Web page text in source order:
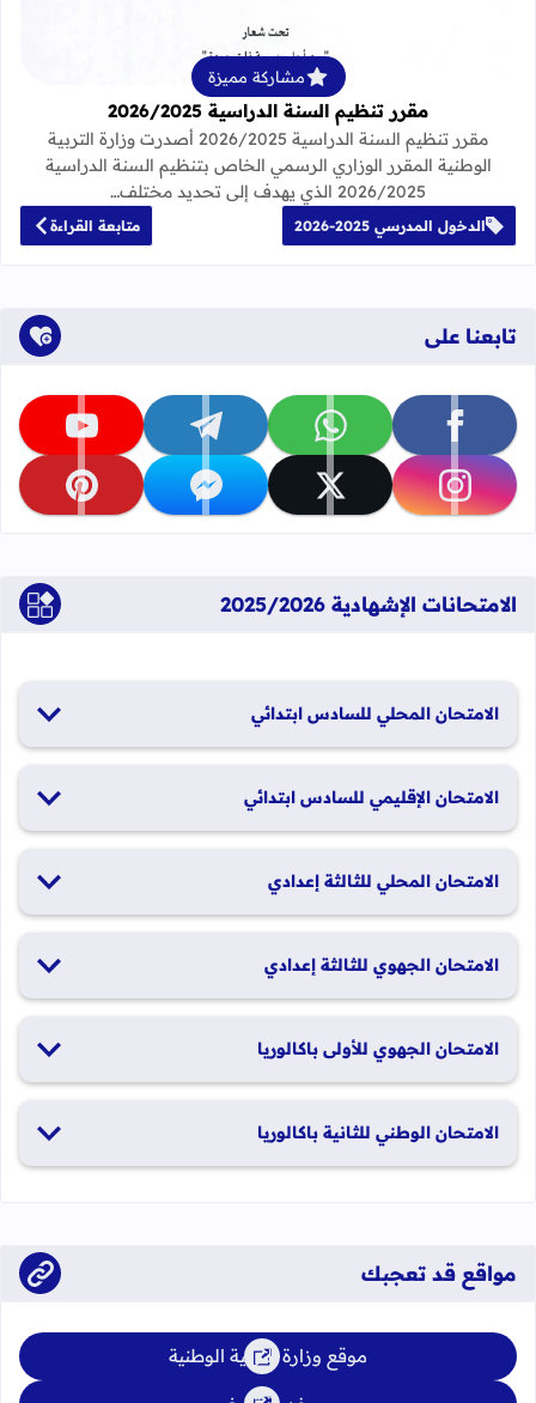
مشاركة مميزة
مقرر تنظيم السنة الدراسية 2026/2025
مقرر تنظيم السنة الدراسية 2026/2025 أصدرت وزارة التربية
الوطنية المقرر الوزاري الرسمي الخاص بتنظيم السنة الدراسية
2026/2025 الذي يهدف إلى تحديد مختلف…
الدخول المدرسي 2025-2026 متابعة القراءة
تابعنا على
تابعنا على facebook تابعنا على whatsapp تابعنا على telegram تابعنا على youtube
تابعنا على instagram تابعنا على x تابعنا على messenger تابعنا على pinterest
الامتحانات الإشهادية 2025/2026
الامتحان المحلي للسادس ابتدائي
الامتحان الإقليمي للسادس ابتدائي
الامتحان المحلي للثالثة إعدادي
الامتحان الجهوي للثالثة إعدادي
الامتحان الجهوي للأولى باكالوريا
2026
الامتحان الوطني للثانية باكالوريا
مواقع قد تعجبك
موقع وزارة التربية الوطنية